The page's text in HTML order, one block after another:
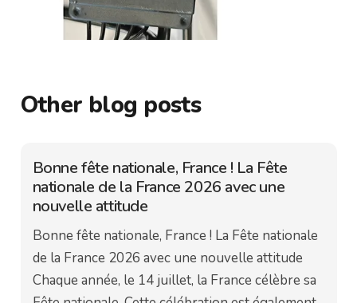
Other blog posts
Bonne fête nationale, France ! La Fête
nationale de la France 2026 avec une
nouvelle attitude
Bonne fête nationale, France ! La Fête nationale
de la France 2026 avec une nouvelle attitude
Chaque année, le 14 juillet, la France célèbre sa